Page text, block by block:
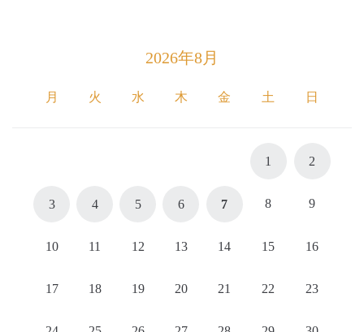
2026年8月
月 火 水 木 金 土 日
1 2
3 4 5 6 7 8 9
10 11 12 13 14 15 16
17 18 19 20 21 22 23